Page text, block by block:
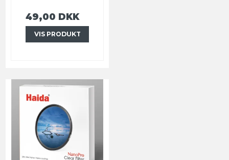
49,00 DKK
VIS PRODUKT